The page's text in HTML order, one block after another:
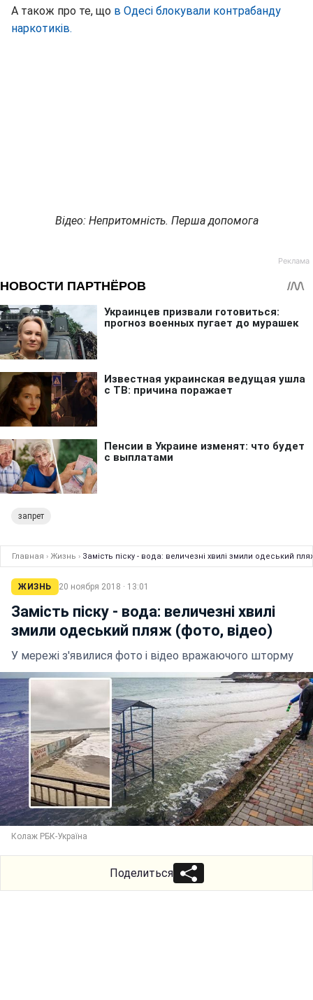
А також про те, що в Одесі блокували контрабанду
наркотиків.
Відео: Непритомність. Перша допомога
запрет
Главная › Жизнь › Замість піску - вода: величезні хвилі змили одеський
ЖИЗНЬ 20 ноября 2018 · 13:01
Замість піску - вода: величезні хвилі
змили одеський пляж (фото, відео)
У мережі з'явилися фото і відео вражаючого шторму
Колаж РБК-Україна
Поделиться